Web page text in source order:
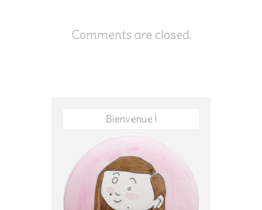
Comments are closed.
Bienvenue !